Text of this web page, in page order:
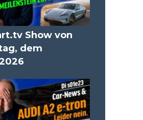
Show von
dem